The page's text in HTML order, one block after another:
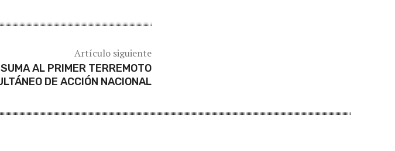
Artículo siguiente
AL PRIMER TERREMOTO
DE ACCIÓN NACIONAL